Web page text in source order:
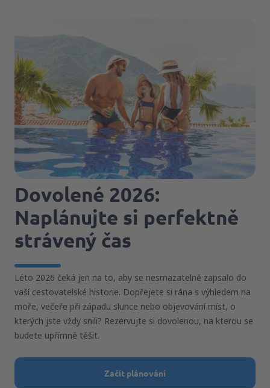
Dovolené 2026:
Naplánujte si perfektně
strávený čas
Léto 2026 čeká jen na to, aby se nesmazatelně zapsalo do
vaší cestovatelské historie. Dopřejete si rána s výhledem na
moře, večeře při západu slunce nebo objevování míst, o
kterých jste vždy snili? Rezervujte si dovolenou, na kterou se
budete upřímně těšit.
Začít plánování